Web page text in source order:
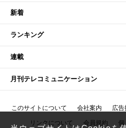
新着
ランキング
連載
月刊テレコミュニケーション
このサイトについて 会社案内 広告
リンクについて 会員規約 個